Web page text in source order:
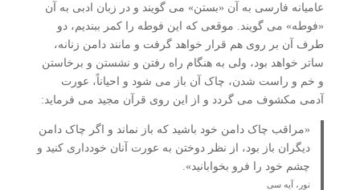
عامیانه فارسی به آن «بستن» می گویند و در زبان ادبی به آن
«فوطه» می گویند. موقعی که این فوطه را کمر ببندیم، دو
طرف آن بر روی هم قرار خواهد گرفت و مانند دامن زنانه،
ساتر خواهد بود، ولی به هنگام راه رفتن و نشستن و برخاستن
و خم و راست شدن، چاک آن باز می شود و احیاناً، عورت
آدمی مکشوف می گردد و از این روی قرآن مجید می فرماید:
«مراقب چاک دامن خود باشید که باز نماند و اگر چاک دامن
دیگران باز بود، از نظر دوختن به عورت آنان خودداری کنید و
چشم خود را فرو بخوابانید».
نور، آیه سی